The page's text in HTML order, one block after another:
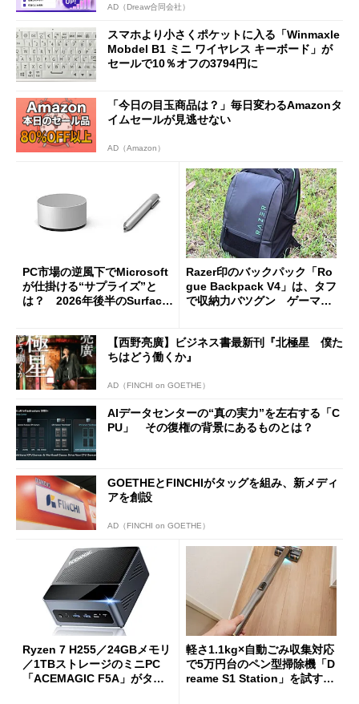
AD（Dreaw合同会社）
スマホより小さくポケットに入る「Winmaxle
Mobdel B1 ミニ ワイヤレス キーボード」が
セールで10％オフの3794円に
「今日の目玉商品は？」毎日変わるAmazonタ
イムセールが見逃せない
AD（Amazon）
PC市場の逆風下でMicrosoft
が仕掛ける“サプライズ”と
は？ 2026年後半のSurface
Razer印のバックパック「Ro
gue Backpack V4」は、タフ
で収納力バツグン ゲーマー
【西野亮廣】ビジネス書最新刊『北極星 僕た
ちはどう働くか』
AD（FINCHI on GOETHE）
AIデータセンターの“真の実力”を左右する「C
PU」 その復権の背景にあるものとは？
GOETHEとFINCHIがタッグを組み、新メディ
アを創設
AD（FINCHI on GOETHE）
Ryzen 7 H255／24GBメモリ
／1TBストレージのミニPC
「ACEMAGIC F5A」がタイ
軽さ1.1kg×自動ごみ収集対応
で5万円台のペン型掃除機「D
reame S1 Station」を試す